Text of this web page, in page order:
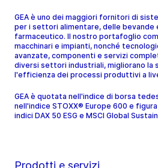
GEA è uno dei maggiori fornitori di
per i settori alimentare, delle bevande
farmaceutico. Il nostro portafoglio
macchinari e impianti, nonché
avanzate, componenti e servizi
diversi settori industriali, migliorano la
l'efficienza dei processi produttivi a
GEA è quotata nell'indice di borsa
nell'indice STOXX® Europe 600 e
indici DAX 50 ESG e MSCI Global
Prodotti e servizi